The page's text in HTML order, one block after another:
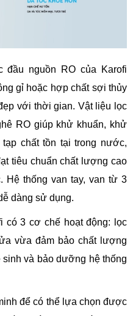
đầu nguồn RO của Karofi
gỉ hoặc hợp chất sợi thủy
với thời gian. Vật liệu lọc
RO giúp khử khuẩn, khử
chất tồn tại trong nước,
tiêu chuẩn chất lượng cao
Hệ thống van tay, van từ 3
dàng sử dụng.
có 3 cơ chế hoạt động: lọc
vừa đảm bảo chất lượng
và bảo dưỡng hệ thống
để có thể lựa chọn được